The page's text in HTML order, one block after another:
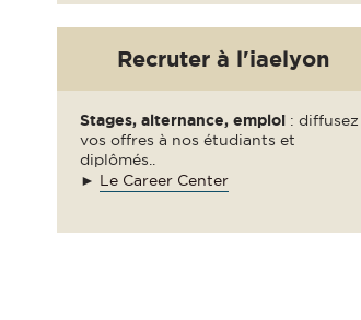
Recruter à l'iaelyon
Stages, alternance, emploi: diffusez
vos offres à nos étudiants et
diplômés..
► Le Career Center